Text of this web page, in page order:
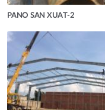
PANO SAN XUAT-2